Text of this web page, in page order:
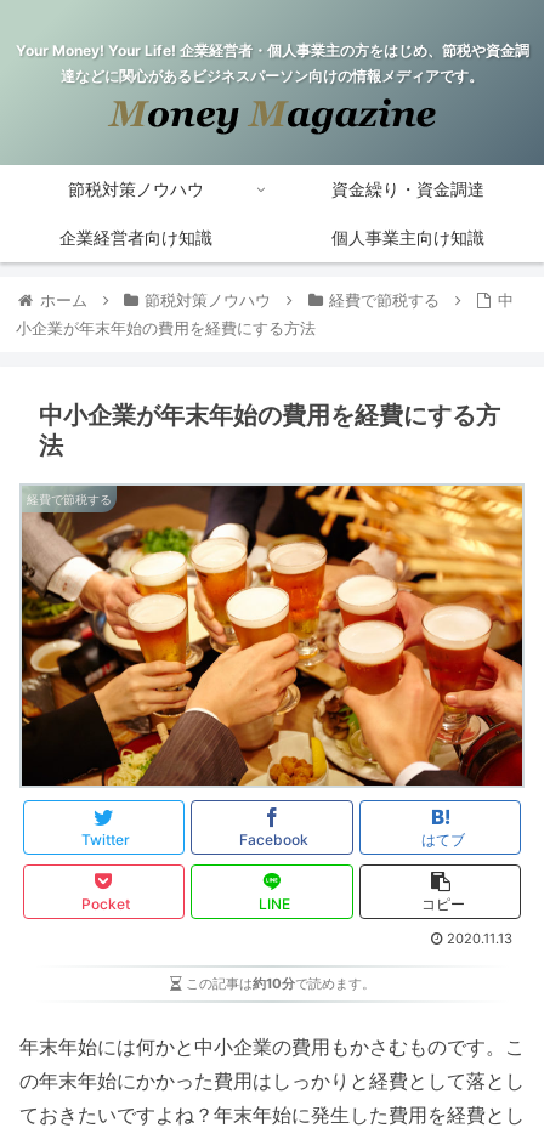
Your Money! Your Life! 企業経営者・個人事業主の方をはじめ、節税や資金調
達などに関心があるビジネスパーソン向けの情報メディアです。
節税対策ノウハウ 資金繰り・資金調達
企業経営者向け知識 個人事業主向け知識
ホーム 節税対策ノウハウ 経費で節税する
中
小企業が年末年始の費用を経費にする方法
中小企業が年末年始の費用を経費にする方
法
経費で節税する
Twitter Facebook はてブ
Pocket LINE コピー
2020.11.13
この記事は約10分で読めます。
年末年始には何かと中小企業の費用もかさむものです。こ
の年末年始にかかった費用はしっかりと経費として落とし
ておきたいですよね？年末年始に発生した費用を経費とし